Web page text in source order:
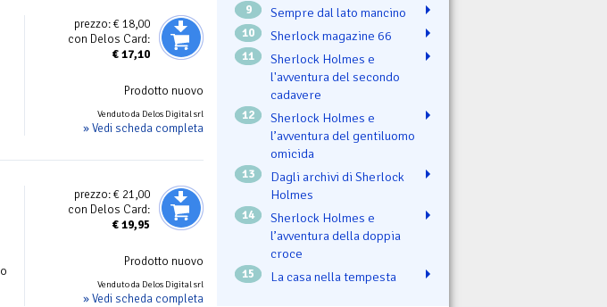
prezzo:€ 18,00
con Delos Card:
€17,10
Prodotto nuovo
Venduto da Delos Digital srl
» Vedi scheda completa
prezzo:€ 21,00
con Delos Card:
€19,95
Prodotto nuovo
Venduto da Delos Digital srl
» Vedi scheda completa
9 Sempre dal lato mancino
10 Sherlock magazine 66
11
Sherlock Holmes e
l'avventura del secondo
cadavere
12
Sherlock Holmes e
l’avventura del gentiluomo
omicida
13
Dagli archivi di Sherlock
Holmes
14
Sherlock Holmes e
l’avventura della doppia
croce
15 La casa nella tempesta